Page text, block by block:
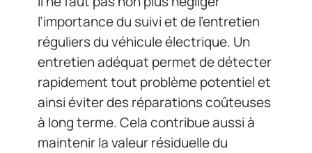
l’importance du suivi et de l’entretien
réguliers du véhicule électrique. Un
entretien adéquat permet de détecter
rapidement tout problème potentiel et
ainsi éviter des réparations coûteuses
à long terme. Cela contribue aussi à
maintenir la valeur résiduelle du